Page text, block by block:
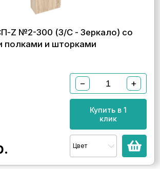
Z №2-300 (З/C - Зеркало) со
полками и шторками
− +
Купить в 1
клик
Цвет